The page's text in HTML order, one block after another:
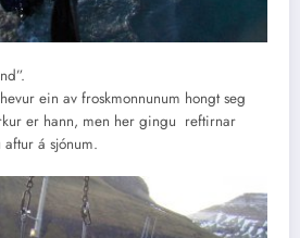
ein av froskmonnunum hongt seg
er hann, men her gingu reftirnar
á sjónum.